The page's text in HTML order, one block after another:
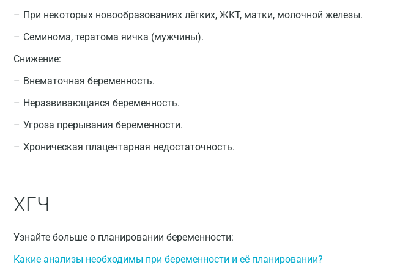
При некоторых новообразованиях лёгких, ЖКТ, матки, молочной железы.
Семинома, тератома яичка (мужчины).
Снижение:
Внематочная беременность.
Неразвивающаяся беременность.
Угроза прерывания беременности.
Хроническая плацентарная недостаточность.
ХГЧ
Узнайте больше о планировании беременности:
Какие анализы необходимы при беременности и её планировании?